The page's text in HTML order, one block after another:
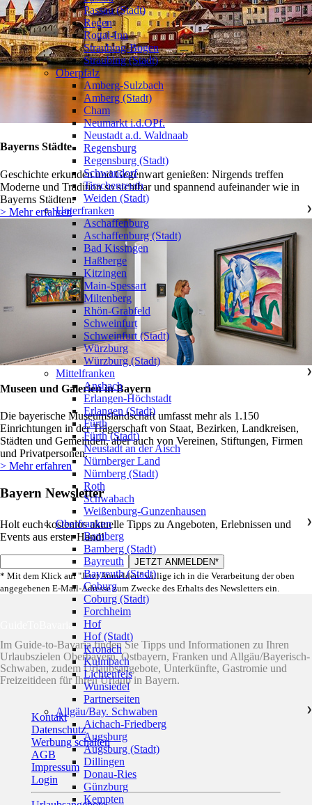
Bayerns Städte
Geschichte erkunden und Gegenwart genießen: Nirgends treffen
Moderne und Tradition so sichtbar und spannend aufeinander wie in
Bayerns Städten.
> Mehr erfahren
Museen und Galerien in Bayern
Die bayerische Museumslandschaft umfasst mehr als 1.150
Einrichtungen in der Trägerschaft von Staat, Bezirken, Landkreisen,
Städten und Gemeinden, aber auch von Vereinen, Stiftungen, Firmen
und Privatpersonen.
> Mehr erfahren
Bayern Newsletter
Holt euch kostenlos aktuelle Tipps zu Angeboten, Erlebnissen und
Events aus erster Hand!
* Mit dem Klick auf "Jetzt Anmelden" willige ich in die Verarbeitung der oben
angegebenen E-Mail-Adresse zum Zwecke des Erhalts des Newsletters ein.
GuideToBavaria
Im Guide-to-Bavaria finden Sie Tipps und Informationen zu Ihren
Urlaubszielen Oberbayern, Ostbayern, Franken und Allgäu/Bayerisch-
Schwaben, zudem Urlaubsangebote, Unterkünfte, Gastromie und
Freizeitideen für Ihren Urlaub in Bayern.
Kontakt
Datenschutz
Werbung schalten
AGB
Impressum
Login
Passau (Stadt)
Regen
Rottal-Inn
Straubing-Bogen
Straubing (Stadt)
Oberpfalz
❯
Amberg-Sulzbach
Amberg (Stadt)
Cham
Neumarkt i.d.OPf.
Neustadt a.d. Waldnaab
Regensburg
Regensburg (Stadt)
Schwandorf
Tirschenreuth
Weiden (Stadt)
Unterfranken
❯
Aschaffenburg
Aschaffenburg (Stadt)
Bad Kissingen
Haßberge
Kitzingen
Main-Spessart
Miltenberg
Rhön-Grabfeld
Schweinfurt
Schweinfurt (Stadt)
Würzburg
Würzburg (Stadt)
Mittelfranken
❯
Ansbach
Erlangen-Höchstadt
Erlangen (Stadt)
Fürth
Fürth (Stadt)
Neustadt an der Aisch
Nürnberger Land
Nürnberg (Stadt)
Roth
Schwabach
Weißenburg-Gunzenhausen
Oberfranken
❯
Bamberg
Bamberg (Stadt)
Bayreuth
Bayreuth (Stadt)
Coburg
Coburg (Stadt)
Forchheim
Hof
Hof (Stadt)
Kronach
Kulmbach
Lichtenfels
Wunsiedel
Partnerseiten
Allgäu/Bay. Schwaben
❯
Aichach-Friedberg
Augsburg
Augsburg (Stadt)
Dillingen
Donau-Ries
Günzburg
Kempten